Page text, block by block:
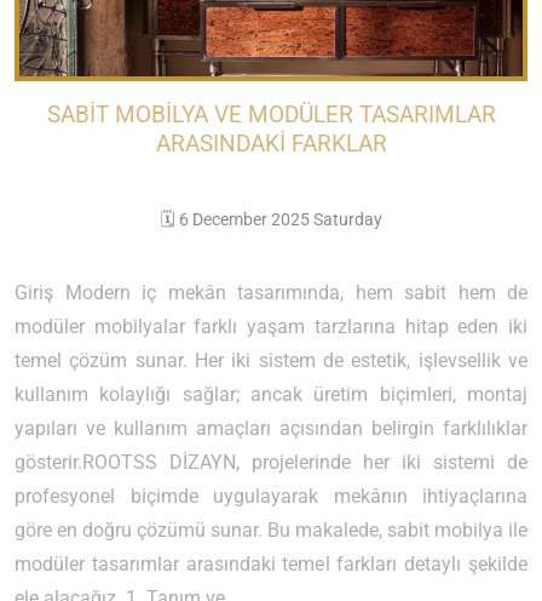
SABIT MOBILYA VE MODÜLER TASARIMLAR
ARASINDAKI FARKLAR
🗓️ 6 December 2025 Saturday
Giriş Modern iç mekân tasarımında, hem sabit hem de
modüler mobilyalar farklı yaşam tarzlarına hitap eden iki
temel çözüm sunar. Her iki sistem de estetik, işlevsellik ve
kullanım kolaylığı sağlar; ancak üretim biçimleri, montaj
yapıları ve kullanım amaçları açısından belirgin farklılıklar
gösterir.ROOTSS DİZAYN, projelerinde her iki sistemi de
profesyonel biçimde uygulayarak mekânın ihtiyaçlarına
göre en doğru çözümü sunar. Bu makalede, sabit mobilya ile
modüler tasarımlar arasındaki temel farkları detaylı şekilde